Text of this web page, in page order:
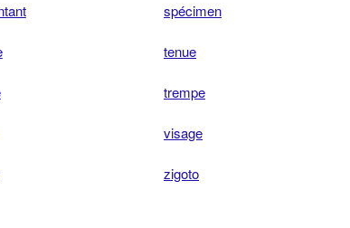
spécimen
tenue
trempe
visage
zigoto